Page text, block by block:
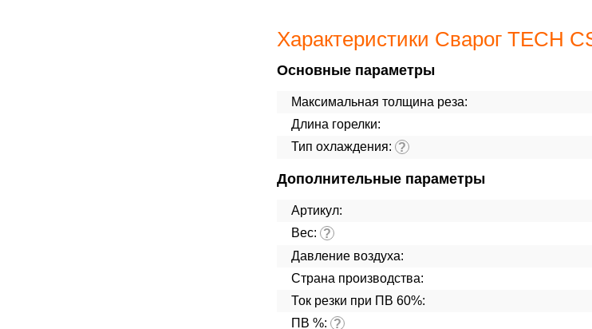
Характеристики Сварог TECH
Основные параметры
Максимальная толщина реза:
Длина горелки:
Тип охлаждения: ?
Дополнительные параметры
Артикул:
Вес: ?
Давление воздуха:
Страна производства:
Ток резки при ПВ 60%:
ПВ %: ?